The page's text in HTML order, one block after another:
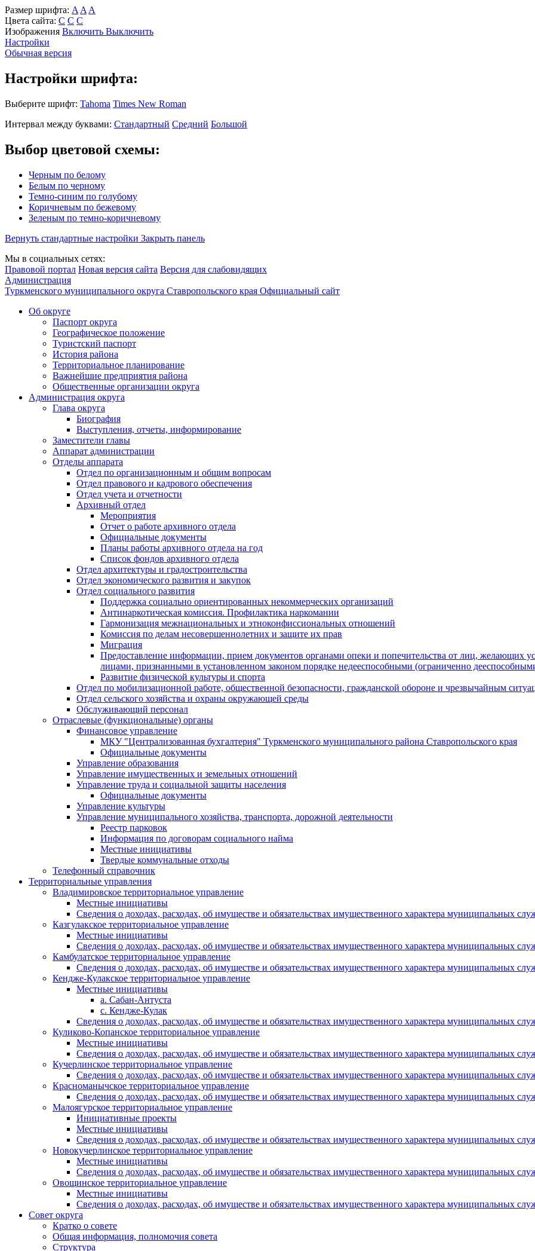
Размер шрифта: A A A
Цвета сайта: С С С
Изображения Включить Выключить
Настройки
Обычная версия
Настройки шрифта:
Выберите шрифт: Tahoma Times New Roman
Интервал между буквами: Стандартный Средний Большой
Выбор цветовой схемы:
Черным по белому
Белым по черному
Темно-синим по голубому
Коричневым по бежевому
Зеленым по темно-коричневому
Вернуть стандартные настройки Закрыть панель
Мы в социальных сетях:
Правовой портал Новая версия сайта Версия для слабовидящих
Администрация
Туркменского муниципального округа Ставропольского края Официальный сайт
Об округе
Паспорт округа
Географическое положение
Туристский паспорт
История района
Территориальное планирование
Важнейшие предприятия района
Общественные организации округа
Администрация округа
Глава округа
Биография
Выступления, отчеты, информирование
Заместители главы
Аппарат администрации
Отделы аппарата
Отдел по организационным и общим вопросам
Отдел правового и кадрового обеспечения
Отдел учета и отчетности
Архивный отдел
Мероприятия
Отчет о работе архивного отдела
Официальные документы
Планы работы архивного отдела на год
Список фондов архивного отдела
Отдел архитектуры и градостроительства
Отдел экономического развития и закупок
Отдел социального развития
Поддержка социально ориентированных некоммерческих организаций
Антинаркотическая комиссия. Профилактика наркомании
Гармонизация межнациональных и этноконфиссиональных отношений
Комиссия по делам несовершеннолетних и защите их прав
Миграция
Предоставление информации, прием документов органами опеки и попечительства от лиц, желающих
лицами, признанными в установленном законом порядке недееспособными (ограниченно
Развитие физической культуры и спорта
Отдел по мобилизационной работе, общественной безопасности, гражданской оборонe и чрезвычайным
Отдел сельского хозяйства и охраны окружающей среды
Обслуживающий персонал
Отраслевые (функциональные) органы
Финансовое управление
МКУ "Централизованная бухгалтерия" Туркменского муниципального района Ставропольского края
Официальные документы
Управление образования
Управление имущественных и земельных отношений
Управление труда и социальной защиты населения
Официальные документы
Управление культуры
Управление муниципального хозяйства, транспорта, дорожной деятельности
Реестр парковок
Информация по договорам социального найма
Местные инициативы
Твердые коммунальные отходы
Телефонный справочник
Территориальные управления
Владимировское территориальное управление
Местные инициативы
Сведения о доходах, расходах, об имуществе и обязательствах имущественного характера муниципальных
Казгулакское территориальное управление
Местные инициативы
Сведения о доходах, расходах, об имуществе и обязательствах имущественного характера муниципальных
Камбулатское территориальное управление
Сведения о доходах, расходах, об имуществе и обязательствах имущественного характера муниципальных
Кендже-Кулакское территориальное управление
Местные инициативы
а. Сабан-Антуста
с. Кендже-Кулак
Сведения о доходах, расходах, об имуществе и обязательствах имущественного характера муниципальных
Куликово-Копанское территориальное управление
Местные инициативы
Сведения о доходах, расходах, об имуществе и обязательствах имущественного характера муниципальных
Кучерлинское территориальное управление
Сведения о доходах, расходах, об имуществе и обязательствах имущественного характера муниципальных
Красноманычское территориальное управление
Сведения о доходах, расходах, об имуществе и обязательствах имущественного характера муниципальных
Малоягурское территориальное управление
Инициативные проекты
Местные инициативы
Сведения о доходах, расходах, об имуществе и обязательствах имущественного характера муниципальных
Новокучерлинское территориальное управление
Местные инициативы
Сведения о доходах, расходах, об имуществе и обязательствах имущественного характера муниципальных
Овощинское территориальное управление
Местные инициативы
Сведения о доходах, расходах, об имуществе и обязательствах имущественного характера муниципальных
Совет округа
Кратко о совете
Общая информация, полномочия совета
Структура